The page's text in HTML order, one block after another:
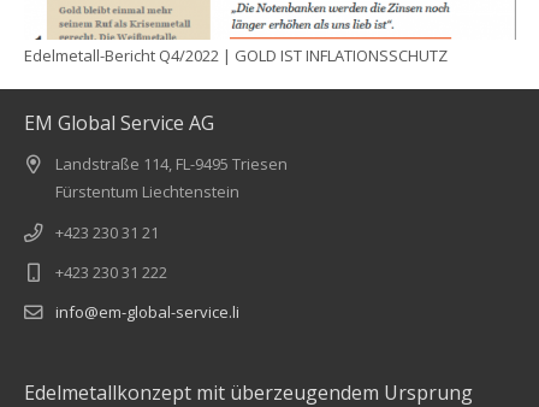
Edelmetall-Bericht Q4/2022 | GOLD IST INFLATIONSSCHUTZ
EM Global Service AG
Landstraße 114, FL-9495 Triesen
Fürstentum Liechtenstein
+423 230 31 21
+423 230 31 222
info@em-global-service.li
Edelmetallkonzept mit überzeugendem Ursprung